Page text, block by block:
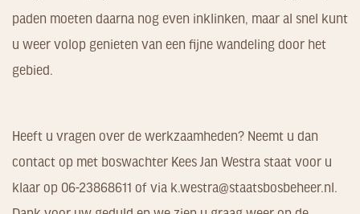
paden moeten daarna nog even inklinken, maar al snel kunt
u weer volop genieten van een fijne wandeling door het
gebied.
Heeft u vragen over de werkzaamheden? Neemt u dan
contact op met boswachter Kees Jan Westra staat voor u
klaar op 06-23868611 of via k.westra@staatsbosbeheer.nl.